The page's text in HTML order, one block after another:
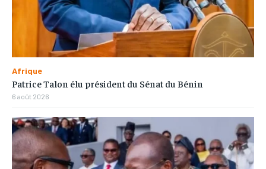
Afrique
Patrice Talon élu président du Sénat du Bénin
6 août 2026